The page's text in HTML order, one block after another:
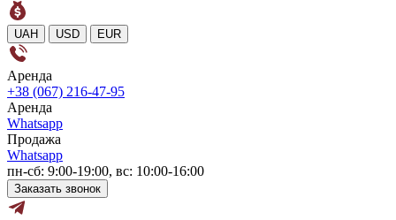
UAH USD EUR
Аренда
+38 (067) 216-47-95
Аренда
Whatsapp
Продажа
Whatsapp
пн-сб: 9:00-19:00, вс: 10:00-16:00
Заказать звонок